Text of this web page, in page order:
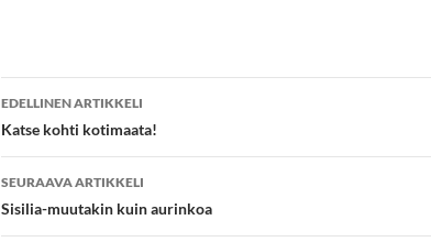
Artikkelien
selaus
EDELLINEN ARTIKKELI
Katse kohti kotimaata!
SEURAAVA ARTIKKELI
Sisilia-muutakin kuin aurinkoa